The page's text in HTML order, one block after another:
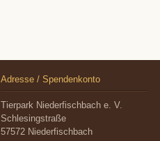
Adresse / Spendenkonto
Tierpark Niederfischbach e. V.
Schlesingstraße
57572 Niederfischbach